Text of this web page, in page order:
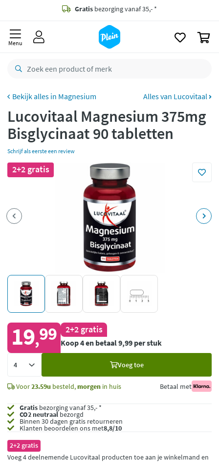
Gratis bezorging vanaf 35,- *
besteld,
retourneren
CO2 neutraal bezorgd
Betaal met Klarna
Menu
Magnesium Alles van Lucovitaal
Lucovitaal Magnesium 375mg
Bisglycinaat 90 tabletten
Schrijf als eerste een review
2+2 gratis
19,99 2+2 gratis
Koop 4 en betaal 9,99 per stuk
Voeg toe
Voor23.59u besteld, morgen in huis Betaal met
Gratis bezorging vanaf 35,- *
CO2 neutraalbezorgd
Binnen 30 dagen gratis retourneren
Klanten beoordelen ons met8,8/10
2+2 gratis
Voeg 4 deelnemende Lucovitaal producten toe aan je winkelmand en